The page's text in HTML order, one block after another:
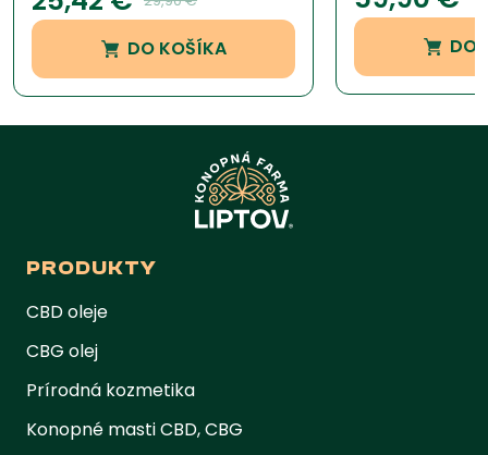
zákazníckej
DO KOŠÍKA DO
PRODUKTY
CBD oleje
CBG olej
Prírodná kozmetika
Konopné masti CBD, CBG